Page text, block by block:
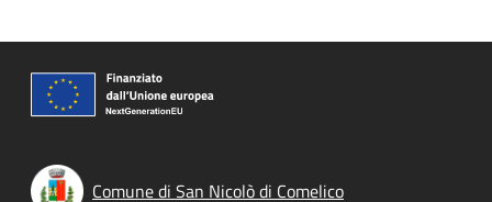
Comune di San Nicolò di Comelico